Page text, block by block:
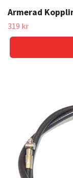
Armerad
319 kr